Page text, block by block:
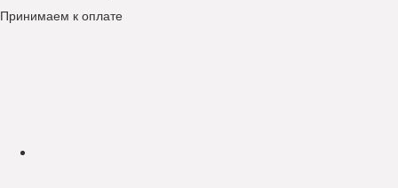
Принимаем к оплате